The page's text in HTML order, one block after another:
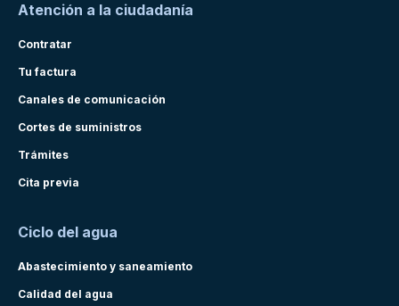
Atención a la ciudadanía
Contratar
Tu factura
Canales de comunicación
Cortes de suministros
Trámites
Cita previa
Ciclo del agua
Abastecimiento y saneamiento
Calidad del agua